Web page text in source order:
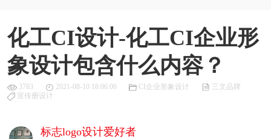
化工CI设计-化工CI企业形
象设计包含什么内容？
3783 2021-08-10 18:06:06 CI企业形象设计
三文品牌
宣传册设计
标志logo设计爱好者